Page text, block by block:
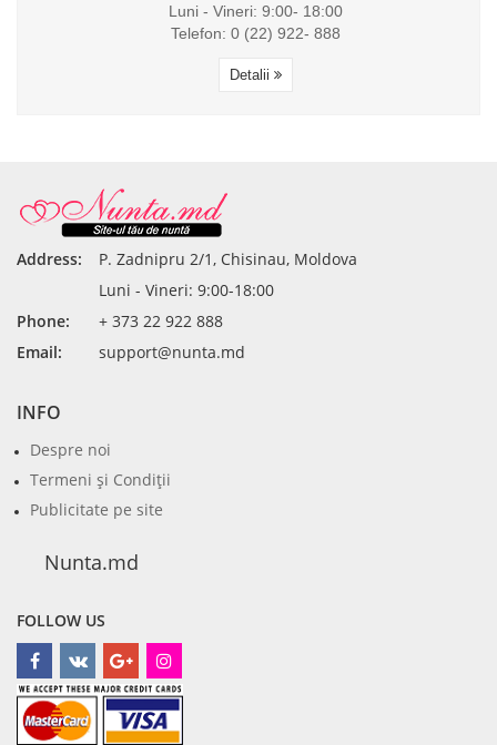
Luni - Vineri: 9:00- 18:00
Telefon: 0 (22) 922- 888
Detalii
Address:
P. Zadnipru 2/1, Chisinau, Moldova
Luni - Vineri: 9:00-18:00
Phone:
+ 373 22 922 888
Email:
support@nunta.md
INFO
Despre noi
Termeni şi Condiţii
Publicitate pe site
Nunta.md
FOLLOW US